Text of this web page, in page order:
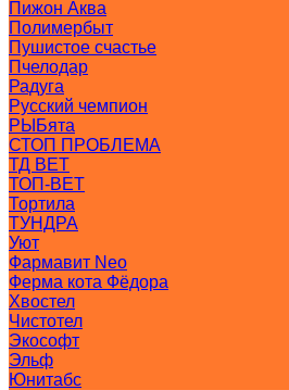
Пижон Аква
Полимербыт
Пушистое счастье
Пчелодар
Радуга
Русский чемпион
РЫБята
СТОП ПРОБЛЕМА
ТД ВЕТ
ТОП-ВЕТ
Тортила
ТУНДРА
Уют
Фармавит Neo
Ферма кота Фёдора
Хвостел
Чистотел
Экософт
Эльф
Юнитабс